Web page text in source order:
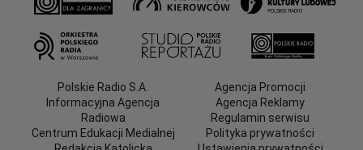
Polskie Radio S.A.
Informacyjna Agencja
Radiowa
Centrum Edukacji Medialnej
Agencja Promocji
Agencja Reklamy
Regulamin serwisu
Polityka prywatności